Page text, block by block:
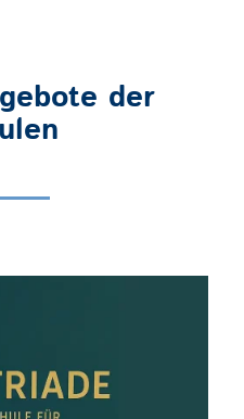
der